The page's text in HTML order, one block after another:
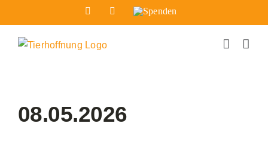
Inhalt
springen
FacebookInstagram
Spenden
08.05.2026